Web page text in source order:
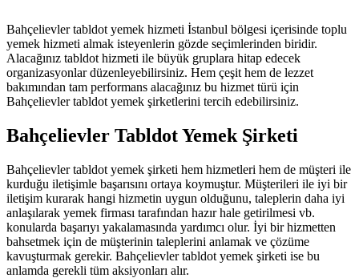
Bahçelievler tabldot yemek hizmeti İstanbul bölgesi içerisinde toplu
yemek hizmeti almak isteyenlerin gözde seçimlerinden biridir.
Alacağınız tabldot hizmeti ile büyük gruplara hitap edecek
organizasyonlar düzenleyebilirsiniz. Hem çeşit hem de lezzet
bakımından tam performans alacağınız bu hizmet türü için
Bahçelievler tabldot yemek şirketlerini tercih edebilirsiniz.
Bahçelievler Tabldot Yemek Şirketi
Bahçelievler tabldot yemek şirketi hem hizmetleri hem de müşteri ile
kurduğu iletişimle başarısını ortaya koymuştur. Müşterileri ile iyi bir
iletişim kurarak hangi hizmetin uygun olduğunu, taleplerin daha iyi
anlaşılarak yemek firması tarafından hazır hale getirilmesi vb.
konularda başarıyı yakalamasında yardımcı olur. İyi bir hizmetten
bahsetmek için de müşterinin taleplerini anlamak ve çözüme
kavuşturmak gerekir. Bahçelievler tabldot yemek şirketi ise bu
anlamda gerekli tüm aksiyonları alır.